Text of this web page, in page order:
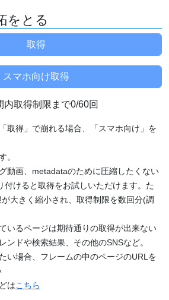
をとる
内取得制限まで0/60回
取得」で崩れる場合、「スマホ向け」を
。
動画、metadataのために圧縮したくない
付けると取得をお試しいただけます。た
大きく縮小され、取得制限を数回分(調
いるページは期待通りの取得が出来ない
ンドや検索結果、その他のSNSなど。
い場合、フレームの中のページのURLを
はこちら